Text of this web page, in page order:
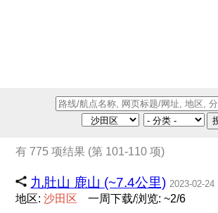
有 775 项结果 (第 101-110 项)
九肚山 鹿山 (~7.4公里) 2023-02-24
地区:沙田 区 一周下载/浏览: ~2/6